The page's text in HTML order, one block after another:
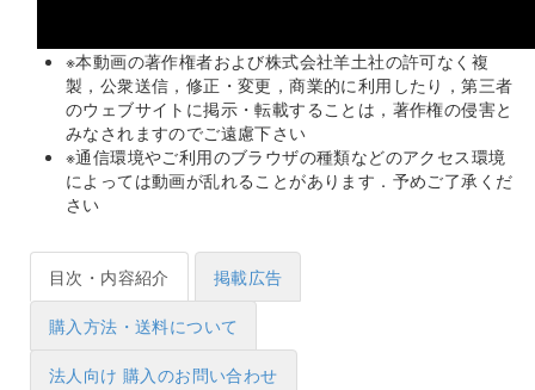
※本動画の著作権者および株式会社羊土社の許可なく複
製，公衆送信，修正・変更，商業的に利用したり，第三者
のウェブサイトに掲示・転載することは，著作権の侵害と
みなされますのでご遠慮下さい
※通信環境やご利用のブラウザの種類などのアクセス環境
によっては動画が乱れることがあります．予めご了承くだ
さい
目次・内容紹介 掲載広告
購入方法・送料について
法人向け 購入のお問い合わせ